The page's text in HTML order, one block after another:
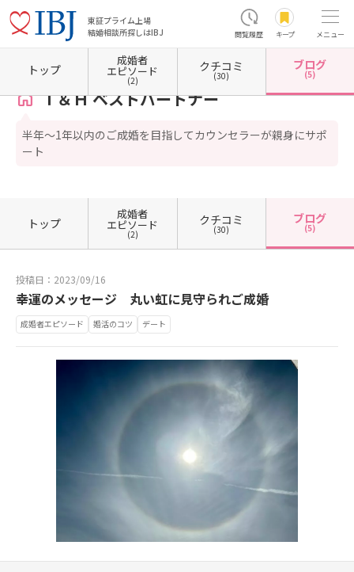
東証プライム上場
結婚相談所探しはIBJ
閲覧履歴 キープ メニュー
ホーム 神奈川県の結婚相談所 神奈川県川崎市 神奈川県川崎市高津区 Ｔ＆Ｈ ベスト
Ｔ＆Ｈ ベストパートナー
半年〜1年以内のご成婚を目指してカウンセラーが親身にサポ
ート
トップ
成婚者
エピソード
(2)
クチコミ
(30)
ブログ
(5)
トップ
成婚者
エピソード
(2)
クチコミ
(30)
ブログ
(5)
投稿日：2023/09/16
幸運のメッセージ 丸い虹に見守られご成婚
成婚者エピソード 婚活のコツ デート